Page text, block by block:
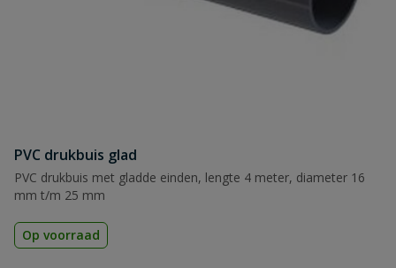
PVC drukbuis glad
PVC drukbuis met gladde einden, lengte 4 meter, diameter 16
mm t/m 25 mm
Op voorraad